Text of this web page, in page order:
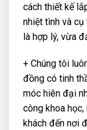
cách thiết kế
nhiệt tình và
là hợp lý, vừa
+ Chúng tôi
đồng có tinh
móc hiên đại
công khoa
khách đến nơi